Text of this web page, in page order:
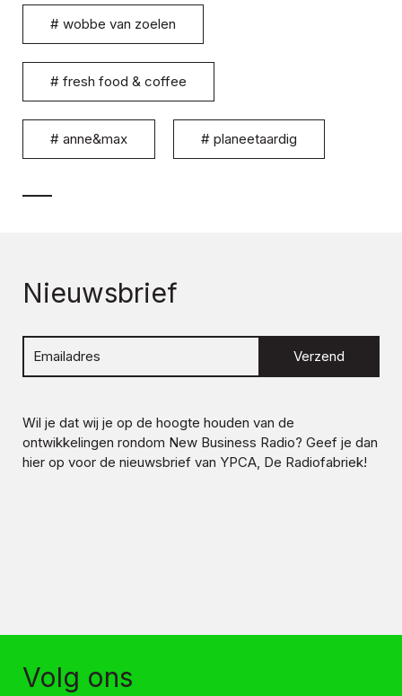
# wobbe van zoelen
# fresh food & coffee
# anne&max # planeetaardig
Nieuwsbrief
Verzend
Wil je dat wij je op de hoogte houden van de
ontwikkelingen rondom New Business Radio? Geef je dan
hier op voor de nieuwsbrief van YPCA, De Radiofabriek!
Volg ons